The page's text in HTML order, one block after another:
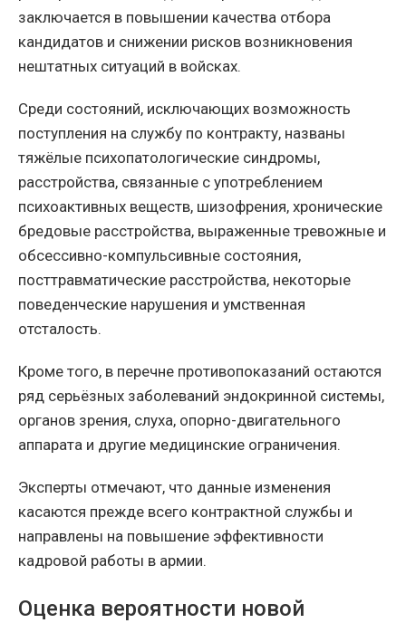
заключается в повышении качества отбора
кандидатов и снижении рисков возникновения
нештатных ситуаций в войсках.
Среди состояний, исключающих возможность
поступления на службу по контракту, названы
тяжёлые психопатологические синдромы,
расстройства, связанные с употреблением
психоактивных веществ, шизофрения, хронические
бредовые расстройства, выраженные тревожные и
обсессивно-компульсивные состояния,
посттравматические расстройства, некоторые
поведенческие нарушения и умственная
отсталость.
Кроме того, в перечне противопоказаний остаются
ряд серьёзных заболеваний эндокринной системы,
органов зрения, слуха, опорно-двигательного
аппарата и другие медицинские ограничения.
Эксперты отмечают, что данные изменения
касаются прежде всего контрактной службы и
направлены на повышение эффективности
кадровой работы в армии.
Оценка вероятности новой